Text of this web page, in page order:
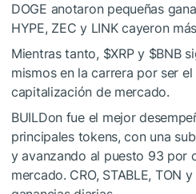
DOGE anotaron pequeñas
HYPE, ZEC y LINK cayeron
Mientras tanto, $XRPy $BNB
mismos en la carrera por ser
capitalización de mercado.
BUILDon fue el mejor
principales tokens, con una
y avanzando al puesto 93 por
mercado. CRO, STABLE, TON